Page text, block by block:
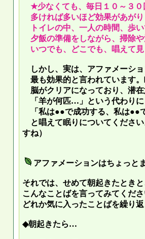
★少なくても、毎日１０～３０
多ければ多いほど効果があが
トイレの中、一人の時間、歩
夕飯の準備をしながら、掃除
いつでも、どこでも、唱えて
しかし、実は、アファメーシ
最も効果的と言われています
脳がクリアになっており、潜
「羊が何匹…」という代わりに
「私は●●で成功する、私は●●
と唱えて眠りについてくださ
すね）
アファメーションはちょっと
それでは、せめて朝起きたとき
こんなことばを言ってみてくだ
どれか気に入ったことばを繰り
◆朝起きたら…